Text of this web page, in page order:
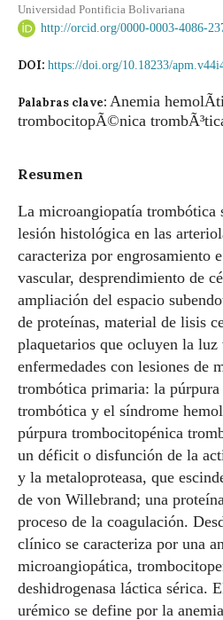
Universidad Pontificia Bolivariana
http://orcid.org/0000-0003-4086-
DOI: https://doi.org/10.18233/
Palabras clave: Anemia
trombocitopÃ©nica
Resumen
La microangiopatía trombótica
lesión histológica en las
caracteriza por engrosamiento
vascular, desprendimiento de
ampliación del espacio
de proteínas, material de lisis
plaquetarios que ocluyen la luz
enfermedades con lesiones de
trombótica primaria: la
trombótica y el síndrome
púrpura trombocitopénica
un déficit o disfunción de la
y la metaloproteasa, que
de von Willebrand; una
proceso de la coagulación.
clínico se caracteriza por una
microangiopática,
deshidrogenasa láctica sérica.
urémico se define por la